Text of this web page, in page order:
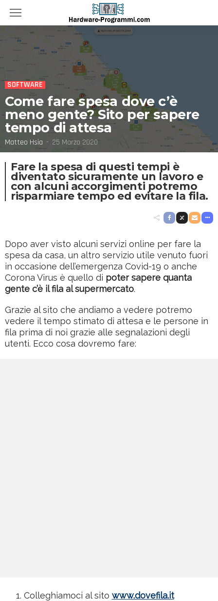
SOFTWARE
Come fare spesa dove c’è
meno gente? Sito per sapere
tempo di attesa
Matteo Hsia 25 Marzo 2020
Fare la spesa di questi tempi è
diventato sicuramente un lavoro e
con alcuni accorgimenti potremo
risparmiare tempo ed evitare la fila.
Dopo aver visto alcuni servizi online per fare la
spesa da casa, un altro servizio utile venuto fuori
in occasione dell’emergenza Covid-19 o anche
Corona Virus è quello di poter sapere quanta
gente c’è il fila al supermercato.
Grazie al sito che andiamo a vedere potremo
vedere il tempo stimato di attesa e le persone in
fila prima di noi grazie alle segnalazioni degli
utenti. Ecco cosa dovremo fare:
Colleghiamoci al sito www.dovefila.it